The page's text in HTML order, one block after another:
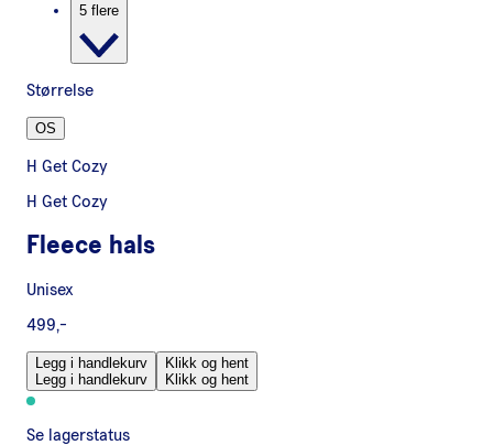
5 flere
Størrelse
OS
H Get Cozy
H Get Cozy
Fleece hals
Unisex
499,-
Legg i handlekurv
Legg i handlekurv
Klikk og hent
Klikk og hent
Se lagerstatus